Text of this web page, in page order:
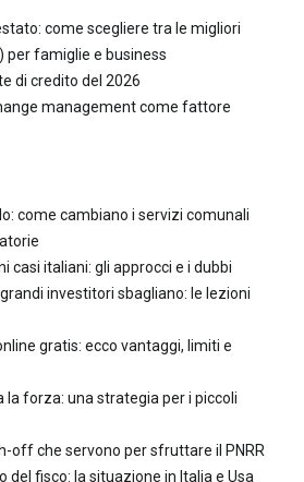
come scegliere tra le migliori
per famiglie e business
di credito del 2026
management come fattore
come cambiano i servizi comunali
casi italiani: gli approcci e i dubbi
investitori sbagliano: le lezioni
gratis: ecco vantaggi, limiti e
la forza: una strategia per i piccoli
off che servono per sfruttare il PNRR
del fisco: la situazione in Italia e Usa